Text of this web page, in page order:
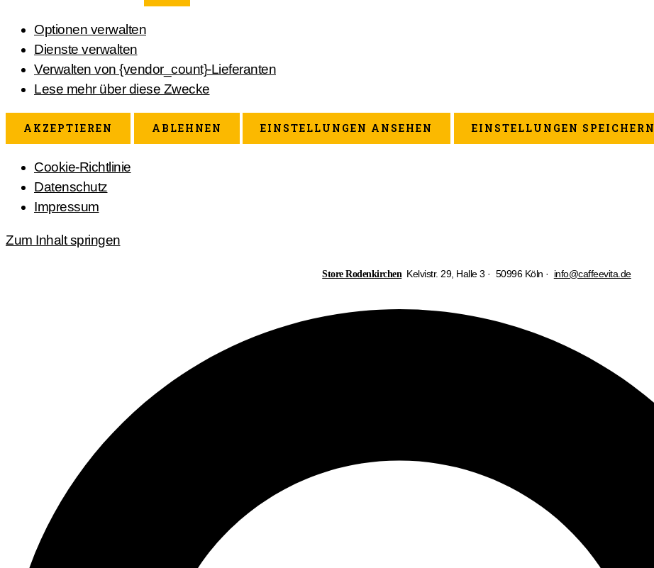
Optionen verwalten
Dienste verwalten
Verwalten von {vendor_count}-Lieferanten
Lese mehr über diese Zwecke
AKZEPTIEREN ABLEHNEN EINSTELLUNGEN ANSEHEN EINSTELLUNGEN SPEICHERN
Cookie-Richtlinie
Datenschutz
Impressum
Zum Inhalt springen
Store Rodenkirchen Kelvistr. 29, Halle 3 · 50996 Köln · info@caffeevita.de